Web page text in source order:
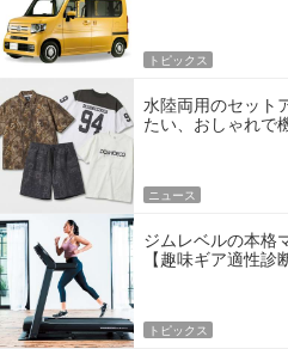
トピックス
水陸両用のセット
たい、おしゃれで
ニュース
ジムレベルの本格
【趣味ギア適性診
トピックス